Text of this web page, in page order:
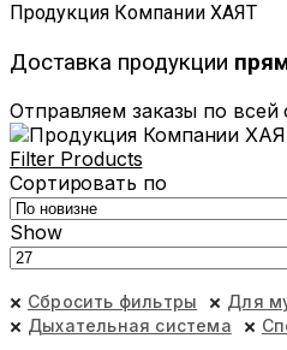
Продукция Компании ХАЯТ
Доставка продукции
Отправляем заказы по всей
Filter Products
Сортировать по
Show
Сбросить фильтры
Для
Дыхательная система